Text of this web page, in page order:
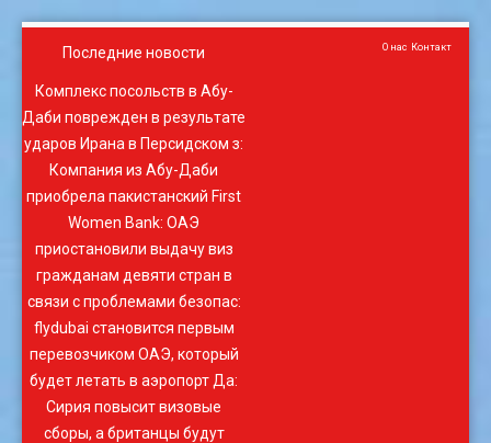
Последние новости
Комплекс посольств в Абу-
Даби поврежден в результате
ударов Ирана в Персидском з:
Компания из Абу-Даби
приобрела пакистанский First
Women Bank: ОАЭ
приостановили выдачу виз
гражданам девяти стран в
связи с проблемами безопас:
flydubai становится первым
перевозчиком ОАЭ, который
будет летать в аэропорт Да:
Сирия повысит визовые
сборы, а британцы будут
О нас Контакт